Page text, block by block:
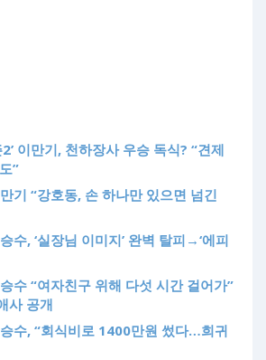
이만기, 천하장사 우승 독식? “견제
”
만기 “강호동, 손 하나만 있으면 넘긴
수, ‘실장님 이미지’ 완벽 탈피→‘에피
승수 “여자친구 위해 다섯 시간 걸어가”
사 공개
승수, “회식비로 1400만원 썼다…희귀